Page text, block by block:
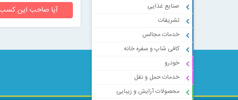
صنایع غذایی
تشریفات
خدمات مجالس
کافی شاپ و سفره خانه
خودرو
خدمات حمل و نقل
محصولات آرایش و زیبایی
آیا صاحب این